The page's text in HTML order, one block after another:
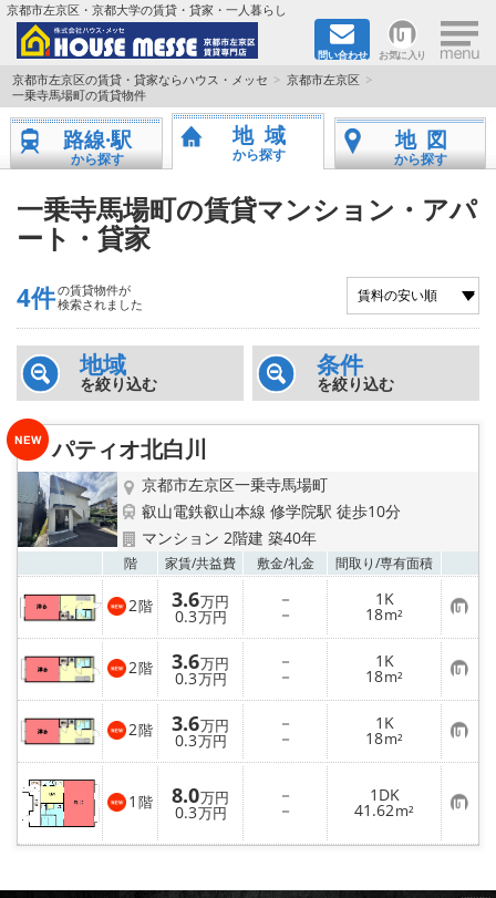
京都市左京区・京都大学の賃貸・貸家・一人暮らし
問い合わせ お気に入り ×
TOPページ
地図から検索
京都大学＆京都芸術大学生さんに
書類DL & 入居者さまへ
家族で住むならマンション？賃家？
一人暮らしの物件特集
ペット相談OKの賃貸！
特選物件
ハウスメーカー施工特集！
路線·駅から探す
IT重説について
スタッフ紹介
賃貸管理の北白川店
店舗情報·アクセス
京都市左京区の賃貸・貸家ならハウス・メッセ
京都市左京区
一乗寺馬場町の賃貸物件
路線·駅
から探す
地域
から探す
地図
から探す
一乗寺馬場町の賃貸マンション・アパ
ート・貸家
4件の賃貸物件が
検索されました
地域
を絞り込む
条件
を絞り込む
パティオ北白川
京都市左京区一乗寺馬場町
叡山電鉄叡山本線 修学院駅 徒歩10分
マンション 2階建 築40年
階 家賃/共益費 敷金/礼金 間取り/専有面積
2階 3.6万円
0.3万円
－
－
1K
18m² お
気
に
入
り
登
録
2階 3.6万円
0.3万円
－
－
1K
18m² お
気
に
入
り
登
録
2階 3.6万円
0.3万円
－
－
1K
18m² お
気
に
入
り
登
録
1 階 8.0万円
0.3万円
－
－
1DK
41.62m² お
気
に
登